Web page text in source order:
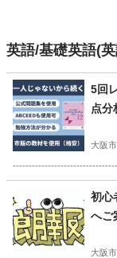
英語/基礎英語(
5回
点分
大阪市
初心
へご
大阪市